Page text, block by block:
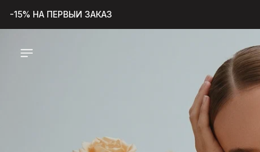
-15% НА ПЕРВЫЙ ЗАКАЗ
БЕСПЛАТНАЯ ДОСТАВКА ПО РФ ПРИ ЗАКАЗЕ ОТ 2000 руб
ПОДАРКИ К ОТКРЫТИЮ ОНЛАЙН-МАГАЗИНА